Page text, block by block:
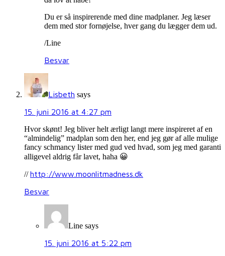
Du er så inspirerende med dine madplaner. Jeg læser
dem med stor fornøjelse, hver gang du lægger dem ud.
/Line
Besvar
Lisbeth says
15. juni 2016 at 4:27 pm
Hvor skønt! Jeg bliver helt ærligt langt mere inspireret af en
“almindelig” madplan som den her, end jeg gør af alle mulige
fancy schmancy lister med gud ved hvad, som jeg med garanti
alligevel aldrig får lavet, haha 😀
//http://www.moonlitmadness.dk
Besvar
Line says
15. juni 2016 at 5:22 pm